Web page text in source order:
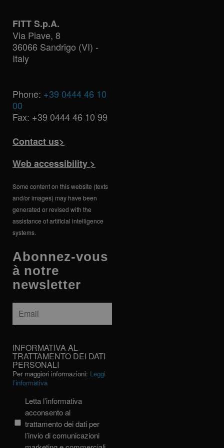
FITT S.p.A.
Via Piave, 8
36066 Sandrigo (VI) -
Italy
Phone: +39 0444 46 10
00
Fax: +39 0444 46 10 99
Contact us>
Web accessibility >
Some content on this website (texts
and/or images) may have been
generated or revised with the
assistance of artificial intelligence
systems.
Abonnez-vous
à notre
newsletter
Email
INFORMATIVA
AL
TRATTAMENTO
DEI
DATI
PERSONALI
INFORMATIVA AL
TRATTAMENTO DEI DATI
PERSONALI
Per maggiori informazioni: Leggi
l’informativa
Letta l’informativa
acconsento al
trattamento dei dati per
l’invio di comunicazioni